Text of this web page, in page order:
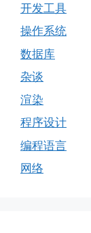
开发工具
操作系统
数据库
杂谈
渲染
程序设计
编程语言
网络